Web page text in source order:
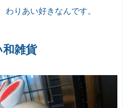
わりあい好きなんです。
雑貨